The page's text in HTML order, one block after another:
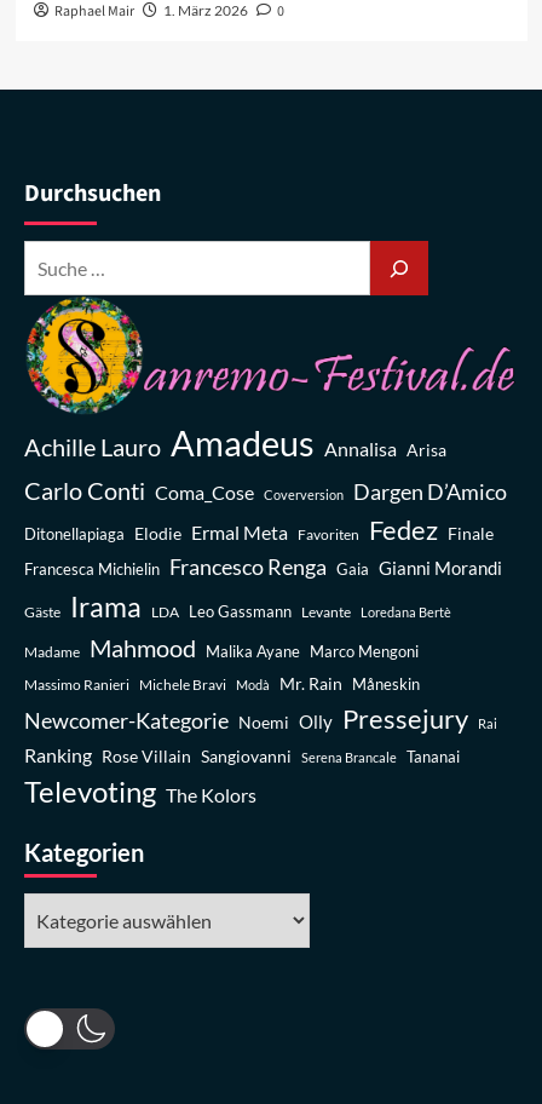
Raphael Mair 1. März 2026 0
Durchsuchen
Achille Lauro Amadeus Annalisa Arisa
Carlo Conti Coma_Cose Coverversion Dargen D’Amico
Ditonellapiaga Elodie Ermal Meta Favoriten Fedez Finale
Francesca Michielin Francesco Renga Gaia Gianni Morandi
Gäste Irama LDA Leo Gassmann Levante Loredana Bertè
Madame Mahmood Malika Ayane Marco Mengoni
Massimo Ranieri Michele Bravi Modà Mr. Rain Måneskin
Newcomer-Kategorie Noemi Olly Pressejury Rai
Ranking Rose Villain Sangiovanni Serena Brancale Tananai
Televoting The Kolors
Kategorien